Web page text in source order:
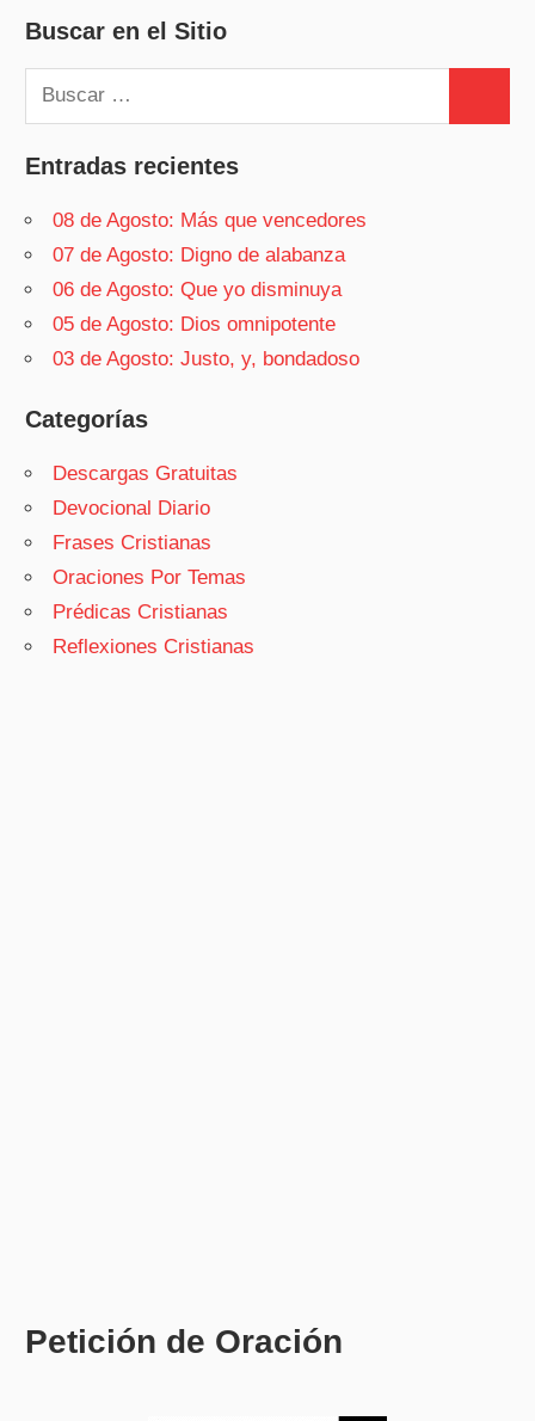
Buscar en el Sitio
Buscar:
Entradas recientes
08 de Agosto: Más que vencedores
07 de Agosto: Digno de alabanza
06 de Agosto: Que yo disminuya
05 de Agosto: Dios omnipotente
03 de Agosto: Justo, y, bondadoso
Categorías
Descargas Gratuitas
Devocional Diario
Frases Cristianas
Oraciones Por Temas
Prédicas Cristianas
Reflexiones Cristianas
Petición de Oración